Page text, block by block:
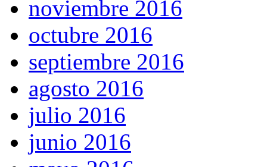
noviembre 2016
octubre 2016
septiembre 2016
agosto 2016
julio 2016
junio 2016